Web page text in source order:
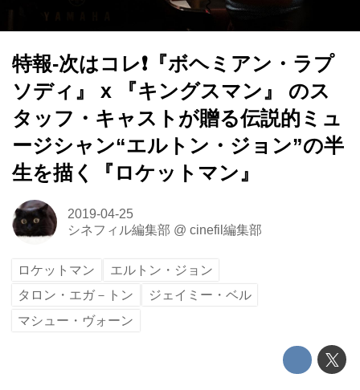
特報-次はコレ❗️『ボヘミアン・ラプ
ソディ』 x 『キングスマン』 のス
タッフ・キャストが贈る伝説的ミュ
ージシャン“エルトン・ジョン”の半
生を描く『ロケットマン』
2019-04-25
シネフィル編集部 @ cinefil編集部
ロケットマン
エルトン・ジョン
タロン・エガ－トン
ジェイミー・ベル
マシュー・ヴォーン